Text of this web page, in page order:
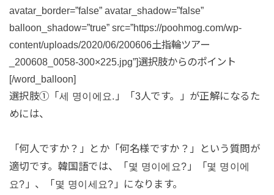
avatar_border=”false” avatar_shadow=”false”
balloon_shadow=”true” src=”https://poohmog.com/wp-
content/uploads/2020/06/200606土指輪ツアー
_200608_0058-300×225.jpg”]選択肢からのポイント
[/word_balloon]
選択肢①「세 명이에요.」「3人です。」が正解になるた
めには、
「何人ですか？」とか「何名様ですか？」という質問が
適切です。韓国語では、「몇 명이에요?」「몇 명이에
요?」、「몇 명이세요?」になります。